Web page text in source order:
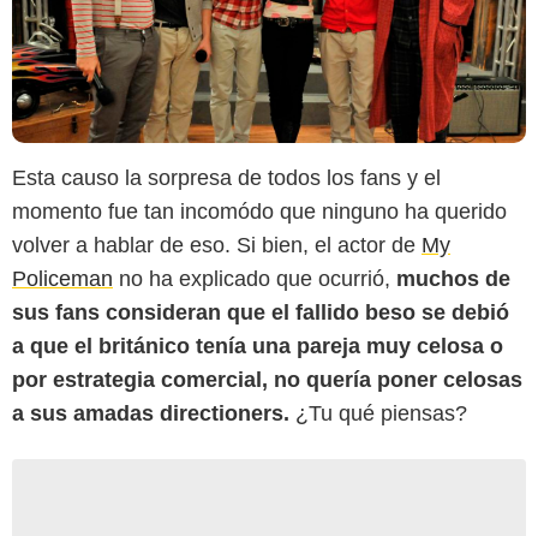
Esta causo la sorpresa de todos los fans y el
momento fue tan incomódo que ninguno ha querido
volver a hablar de eso. Si bien, el actor de My
Policeman no ha explicado que ocurrió, muchos de
sus fans consideran que el fallido beso se debió
a que el británico tenía una pareja muy celosa o
por estrategia comercial, no quería poner celosas
a sus amadas directioners. ¿Tu qué piensas?